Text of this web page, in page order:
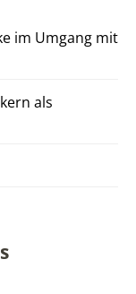
im Umgang mit
als